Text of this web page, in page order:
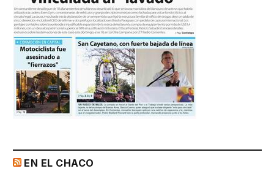
EN EL CHACO